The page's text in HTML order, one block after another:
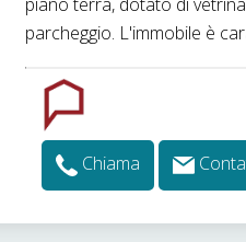
parcheggio. L'immobile è
Chiama